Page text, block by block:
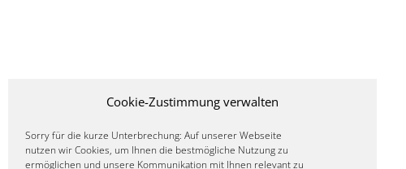
Cookie-Zustimmung verwalten
Sorry für die kurze Unterbrechung: Auf unserer Webseite
nutzen wir Cookies, um Ihnen die bestmögliche Nutzung zu
ermöglichen und unsere Kommunikation mit Ihnen relevant zu